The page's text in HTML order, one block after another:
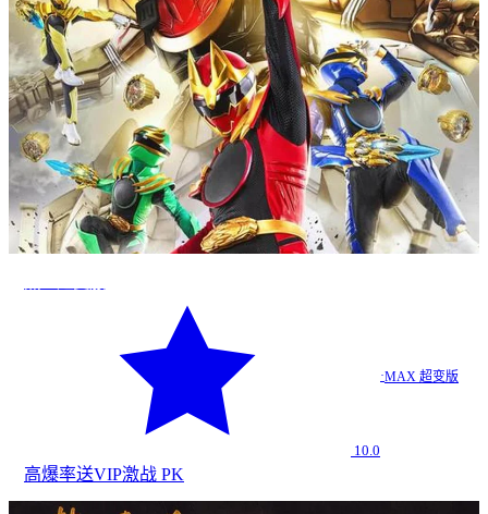
10.0
·MAX 超变版
高爆率送VIP激战 PK